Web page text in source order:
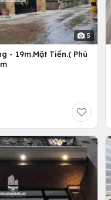
5
- 19m.Mặt Tiền.( Phú